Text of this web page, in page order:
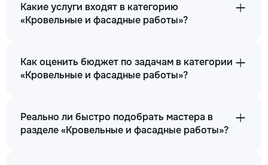
Какие услуги входят в категорию
«Кровельные и фасадные работы»?
Как оценить бюджет по задачам в категории
«Кровельные и фасадные работы»?
Реально ли быстро подобрать мастера в
разделе «Кровельные и фасадные работы»?